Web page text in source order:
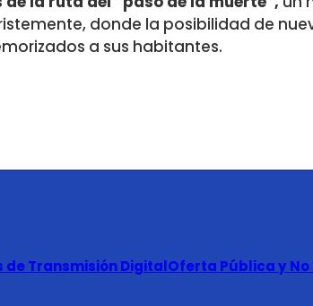
donde la posibilidad de
a sus habitantes.
de Transmisión DigitalOferta Pública y